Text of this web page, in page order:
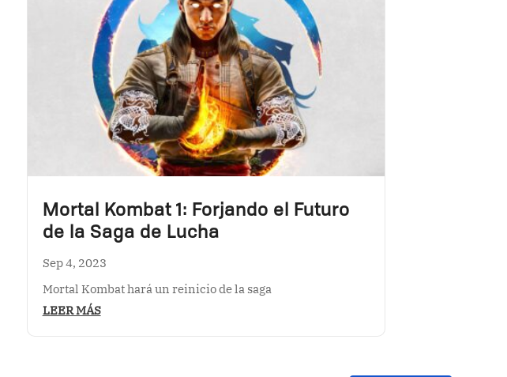
Mortal Kombat 1: Forjando el Futuro
de la Saga de Lucha
Sep 4, 2023
Mortal Kombat hará un reinicio de la saga
LEER MÁS